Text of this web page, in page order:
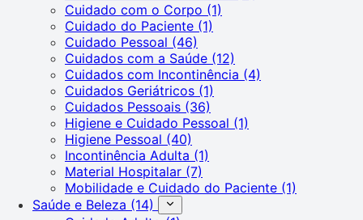
Cuidado com o Corpo (1)
Cuidado do Paciente (1)
Cuidado Pessoal (46)
Cuidados com a Saúde (12)
Cuidados com Incontinência (4)
Cuidados Geriátricos (1)
Cuidados Pessoais (36)
Higiene e Cuidado Pessoal (1)
Higiene Pessoal (40)
Incontinência Adulta (1)
Material Hospitalar (7)
Mobilidade e Cuidado do Paciente (1)
Saúde e Beleza (14)